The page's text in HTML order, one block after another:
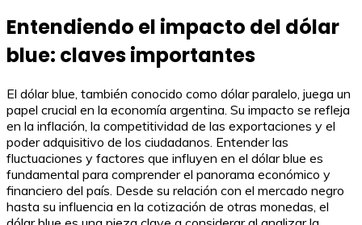
Entendiendo el impacto del dólar
blue: claves importantes
El dólar blue, también conocido como dólar paralelo, juega un
papel crucial en la economía argentina. Su impacto se refleja
en la inflación, la competitividad de las exportaciones y el
poder adquisitivo de los ciudadanos. Entender las
fluctuaciones y factores que influyen en el dólar blue es
fundamental para comprender el panorama económico y
financiero del país. Desde su relación con el mercado negro
hasta su influencia en la cotización de otras monedas, el